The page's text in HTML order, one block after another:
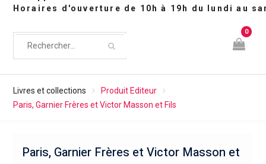
0
Livres et collections
Produit Editeur
Paris, Garnier Frères et Victor Masson et Fils
Paris, Garnier Frères et Victor Masson et